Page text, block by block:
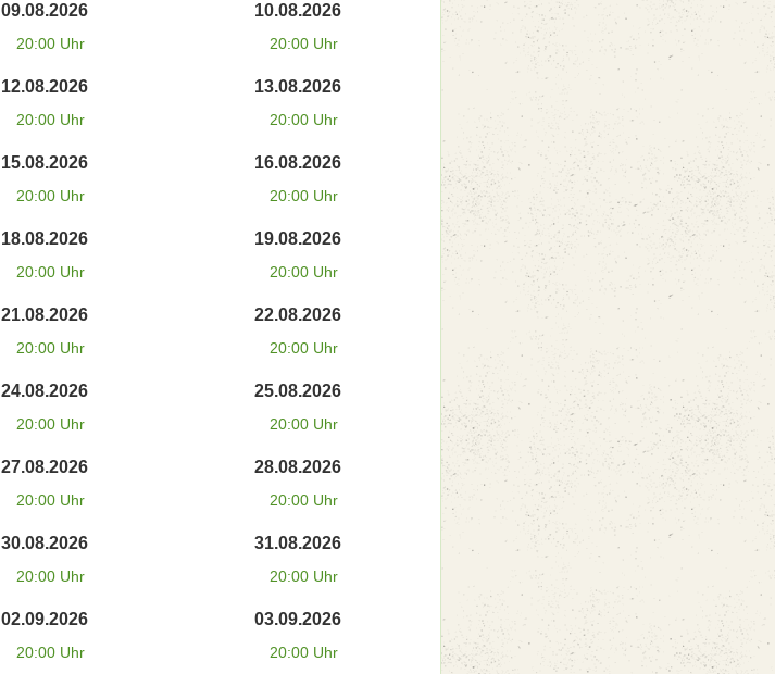
09.08.2026
20:00 Uhr
10.08.2026
20:00 Uhr
12.08.2026
20:00 Uhr
13.08.2026
20:00 Uhr
15.08.2026
20:00 Uhr
16.08.2026
20:00 Uhr
18.08.2026
20:00 Uhr
19.08.2026
20:00 Uhr
21.08.2026
20:00 Uhr
22.08.2026
20:00 Uhr
24.08.2026
20:00 Uhr
25.08.2026
20:00 Uhr
27.08.2026
20:00 Uhr
28.08.2026
20:00 Uhr
30.08.2026
20:00 Uhr
31.08.2026
20:00 Uhr
02.09.2026
20:00 Uhr
03.09.2026
20:00 Uhr